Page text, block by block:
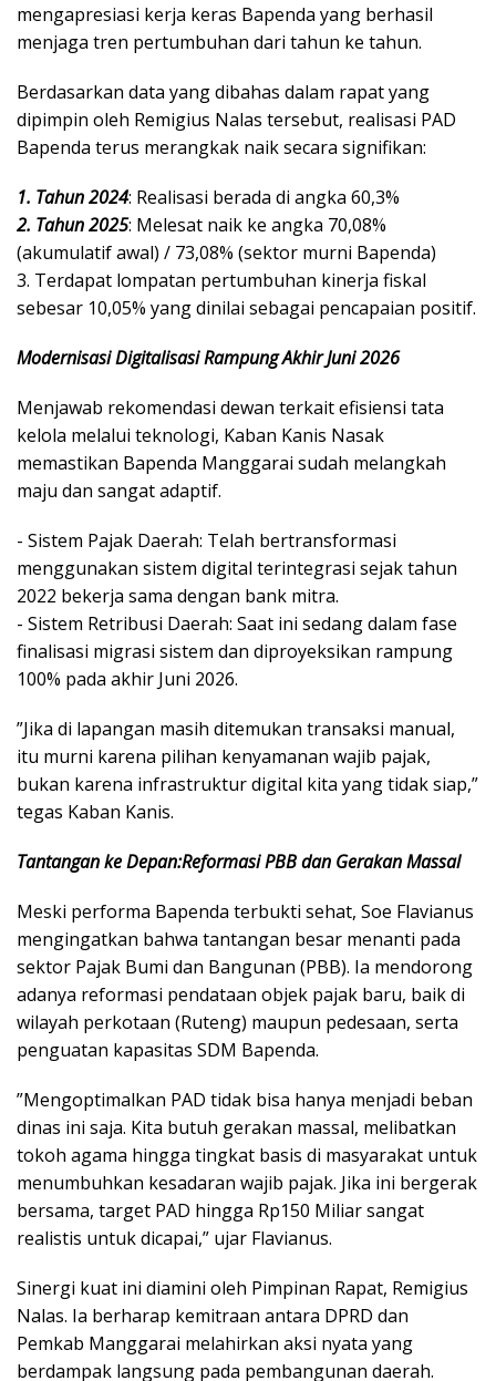
mengapresiasi kerja keras Bapenda yang berhasil
menjaga tren pertumbuhan dari tahun ke tahun.
​Berdasarkan data yang dibahas dalam rapat yang
dipimpin oleh Remigius Nalas tersebut, realisasi PAD
Bapenda terus merangkak naik secara signifikan:
1. Tahun 2024: Realisasi berada di angka 60,3%
2. Tahun 2025: Melesat naik ke angka 70,08%
(akumulatif awal) / 73,08% (sektor murni Bapenda)
3. Terdapat lompatan pertumbuhan kinerja fiskal
sebesar 10,05% yang dinilai sebagai pencapaian positif.
Modernisasi Digitalisasi Rampung Akhir Juni 2026
​Menjawab rekomendasi dewan terkait efisiensi tata
kelola melalui teknologi, Kaban Kanis Nasak
memastikan Bapenda Manggarai sudah melangkah
maju dan sangat adaptif.
-​ Sistem Pajak Daerah: Telah bertransformasi
menggunakan sistem digital terintegrasi sejak tahun
2022 bekerja sama dengan bank mitra.
-​ Sistem Retribusi Daerah: Saat ini sedang dalam fase
finalisasi migrasi sistem dan diproyeksikan rampung
100% pada akhir Juni 2026.
​”Jika di lapangan masih ditemukan transaksi manual,
itu murni karena pilihan kenyamanan wajib pajak,
bukan karena infrastruktur digital kita yang tidak siap,”
tegas Kaban Kanis.
Tantangan ke Depan:Reformasi PBB dan Gerakan Massal
​Meski performa Bapenda terbukti sehat, Soe Flavianus
mengingatkan bahwa tantangan besar menanti pada
sektor Pajak Bumi dan Bangunan (PBB). Ia mendorong
adanya reformasi pendataan objek pajak baru, baik di
wilayah perkotaan (Ruteng) maupun pedesaan, serta
penguatan kapasitas SDM Bapenda.
​”Mengoptimalkan PAD tidak bisa hanya menjadi beban
dinas ini saja. Kita butuh gerakan massal, melibatkan
tokoh agama hingga tingkat basis di masyarakat untuk
menumbuhkan kesadaran wajib pajak. Jika ini bergerak
bersama, target PAD hingga Rp150 Miliar sangat
realistis untuk dicapai,” ujar Flavianus.
​Sinergi kuat ini diamini oleh Pimpinan Rapat, Remigius
Nalas. Ia berharap kemitraan antara DPRD dan
Pemkab Manggarai melahirkan aksi nyata yang
berdampak langsung pada pembangunan daerah.